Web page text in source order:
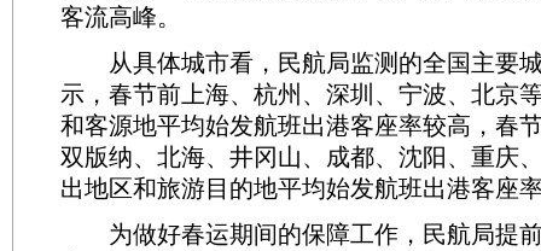
客流高峰。
从具体城市看，民航局监测的全国主要
示，春节前上海、杭州、深圳、宁波、北京
和客源地平均始发航班出港客座率较高，春
双版纳、北海、井冈山、成都、沈阳、重庆
出地区和旅游目的地平均始发航班出港客座
为做好春运期间的保障工作，民航局提